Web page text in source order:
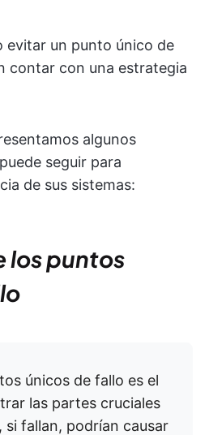
evitar un punto único de
contar con una estrategia
algunos
seguir para
de sus sistemas:
los puntos
únicos de fallo es el
las partes cruciales
si fallan, podrían causar